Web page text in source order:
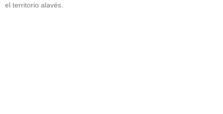
el territorio alavés.